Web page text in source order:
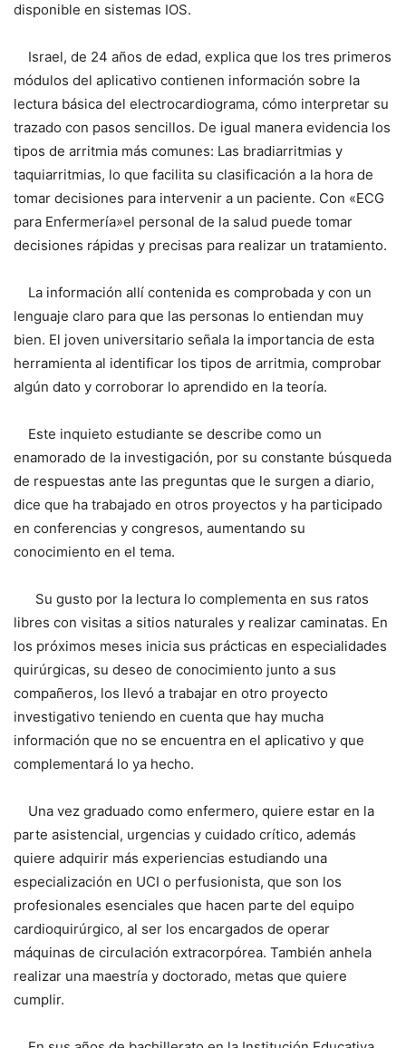
disponible en sistemas IOS.
Israel, de 24 años de edad, explica que los tres primeros
módulos del aplicativo contienen información sobre la
lectura básica del electrocardiograma, cómo interpretar su
trazado con pasos sencillos. De igual manera evidencia los
tipos de arritmia más comunes: Las bradiarritmias y
taquiarritmias, lo que facilita su clasificación a la hora de
tomar decisiones para intervenir a un paciente. Con «ECG
para Enfermería»el personal de la salud puede tomar
decisiones rápidas y precisas para realizar un tratamiento.
La información allí contenida es comprobada y con un
lenguaje claro para que las personas lo entiendan muy
bien. El joven universitario señala la importancia de esta
herramienta al identificar los tipos de arritmia, comprobar
algún dato y corroborar lo aprendido en la teoría.
Este inquieto estudiante se describe como un
enamorado de la investigación, por su constante búsqueda
de respuestas ante las preguntas que le surgen a diario,
dice que ha trabajado en otros proyectos y ha participado
en conferencias y congresos, aumentando su
conocimiento en el tema.
Su gusto por la lectura lo complementa en sus ratos
libres con visitas a sitios naturales y realizar caminatas. En
los próximos meses inicia sus prácticas en especialidades
quirúrgicas, su deseo de conocimiento junto a sus
compañeros, los llevó a trabajar en otro proyecto
investigativo teniendo en cuenta que hay mucha
información que no se encuentra en el aplicativo y que
complementará lo ya hecho.
Una vez graduado como enfermero, quiere estar en la
parte asistencial, urgencias y cuidado crítico, además
quiere adquirir más experiencias estudiando una
especialización en UCI o perfusionista, que son los
profesionales esenciales que hacen parte del equipo
cardioquirúrgico, al ser los encargados de operar
máquinas de circulación extracorpórea. También anhela
realizar una maestría y doctorado, metas que quiere
cumplir.